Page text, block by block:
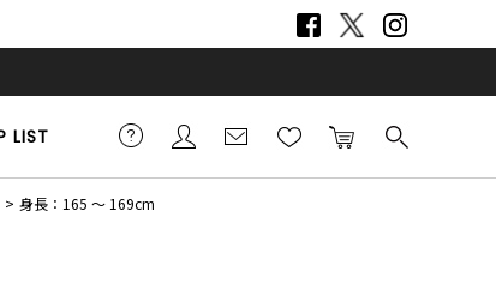
LIST
身長：165 ～ 169cm